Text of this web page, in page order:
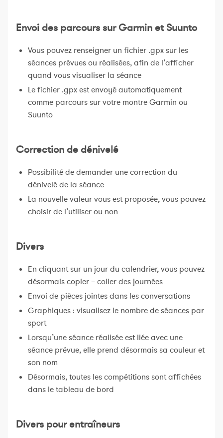
Envoi des parcours sur Garmin et Suunto
Vous pouvez renseigner un fichier .gpx sur les
séances prévues ou réalisées, afin de l’afficher
quand vous visualiser la séance
Le fichier .gpx est envoyé automatiquement
comme parcours sur votre montre Garmin ou
Suunto
Correction de dénivelé
Possibilité de demander une correction du
dénivelé de la séance
La nouvelle valeur vous est proposée, vous pouvez
choisir de l’utiliser ou non
Divers
En cliquant sur un jour du calendrier, vous pouvez
désormais copier – coller des journées
Envoi de pièces jointes dans les conversations
Graphiques : visualisez le nombre de séances par
sport
Lorsqu’une séance réalisée est liée avec une
séance prévue, elle prend désormais sa couleur et
son nom
Désormais, toutes les compétitions sont affichées
dans le tableau de bord
Divers pour entraîneurs